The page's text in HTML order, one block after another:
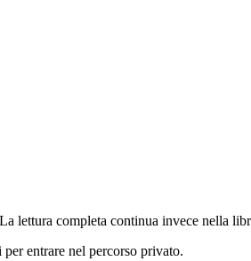
lettura completa continua invece nella
entrare nel percorso privato.